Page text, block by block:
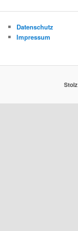
Datenschutz
Impressum